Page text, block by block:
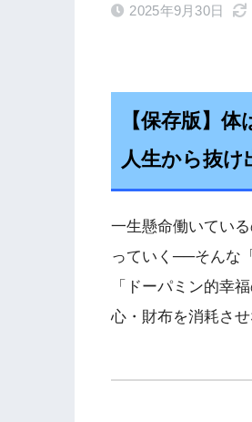
2025年9月30日
【保存版】
人生から抜け
一生懸命働いてい
っていく──そんな
「ドーパミン的幸
心・財布を消耗さ